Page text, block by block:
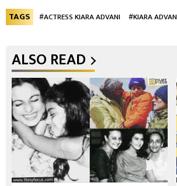
TAGS #ACTRESS KIARA ADVANI #KIARA
ALSO READ